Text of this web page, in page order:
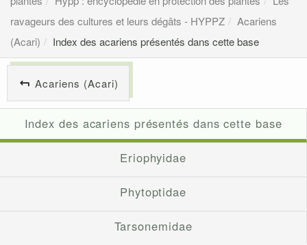
ravageurs des cultures et leurs dégâts - HYPPZ
Acariens
(Acari)
Index des acariens présentés dans cette base
Acariens (Acari)
Index des acariens présentés dans cette base
Eriophyidae
Phytoptidae
Tarsonemidae